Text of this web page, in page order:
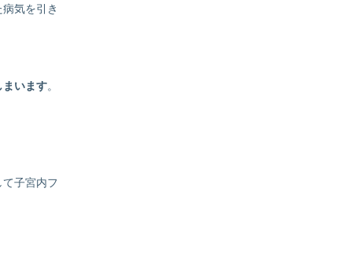
気を引き
います。
子宮内フ